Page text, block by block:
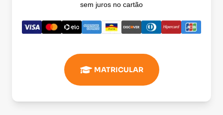
sem juros no cartão
MATRICULAR